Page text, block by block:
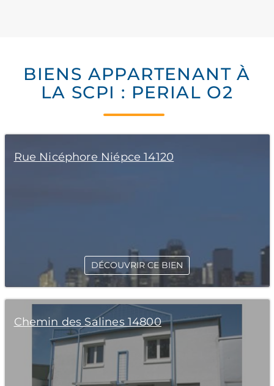
BIENS APPARTENANT À
LA SCPI : PERIAL O2
Rue Nicéphore Niépce 14120
DÉCOUVRIR CE BIEN
Chemin des Salines 14800